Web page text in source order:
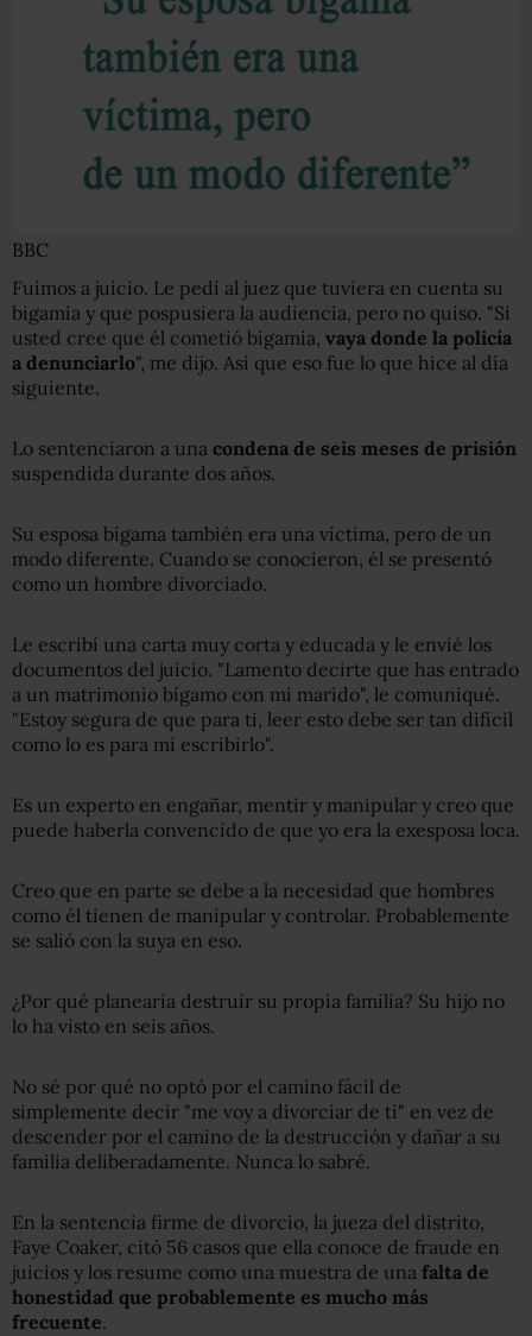
BBC
Fuimos a juicio. Le pedí al juez que tuviera en cuenta su
bigamia y que pospusiera la audiencia, pero no quiso. "Si
usted cree que él cometió bigamia, vaya donde la policía
a denunciarlo", me dijo. Así que eso fue lo que hice al día
siguiente.
Lo sentenciaron a una condena de seis meses de prisión
suspendida durante dos años.
Su esposa bígama también era una víctima, pero de un
modo diferente. Cuando se conocieron, él se presentó
como un hombre divorciado.
Le escribí una carta muy corta y educada y le envié los
documentos del juicio. "Lamento decirte que has entrado
a un matrimonio bígamo con mi marido", le comuniqué.
"Estoy segura de que para ti, leer esto debe ser tan difícil
como lo es para mí escribirlo".
Es un experto en engañar, mentir y manipular y creo que
puede haberla convencido de que yo era la exesposa loca.
Creo que en parte se debe a la necesidad que hombres
como él tienen de manipular y controlar. Probablemente
se salió con la suya en eso.
¿Por qué planearía destruir su propia familia? Su hijo no
lo ha visto en seis años.
No sé por qué no optó por el camino fácil de
simplemente decir "me voy a divorciar de ti" en vez de
descender por el camino de la destrucción y dañar a su
familia deliberadamente. Nunca lo sabré.
En la sentencia firme de divorcio, la jueza del distrito,
Faye Coaker, citó 56 casos que ella conoce de fraude en
juicios y los resume como una muestra de una falta de
honestidad que probablemente es mucho más
frecuente.